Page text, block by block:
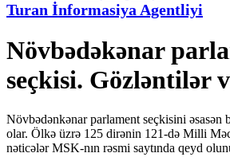
Turan İnformasiya Agentliyi
Növbədəkənar
seçkisi. Gözləntilər
Növbədənkənar parlament seçkisini əsasən
olar. Ölkə üzrə 125 dirənin 121-də Milli
nəticələr MSK-nın rəsmi saytında qeyd